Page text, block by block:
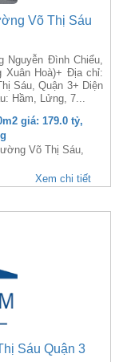
Võ Thị Sáu
Nguyễn Đình Chiểu,
Xuân Hoà)+ Địa chỉ:
Sáu, Quận 3+ Diện
Hầm, Lửng, 7...
giá: 179.0 tỷ,
Võ Thị Sáu,
Xem chi tiết
Sáu Quận 3